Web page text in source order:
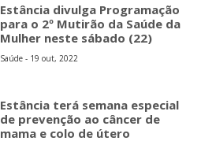
Estância divulga Programação
para o 2º Mutirão da Saúde da
Mulher neste sábado (22)
Saúde - 19 out, 2022
Estância terá semana especial
de prevenção ao câncer de
mama e colo de útero